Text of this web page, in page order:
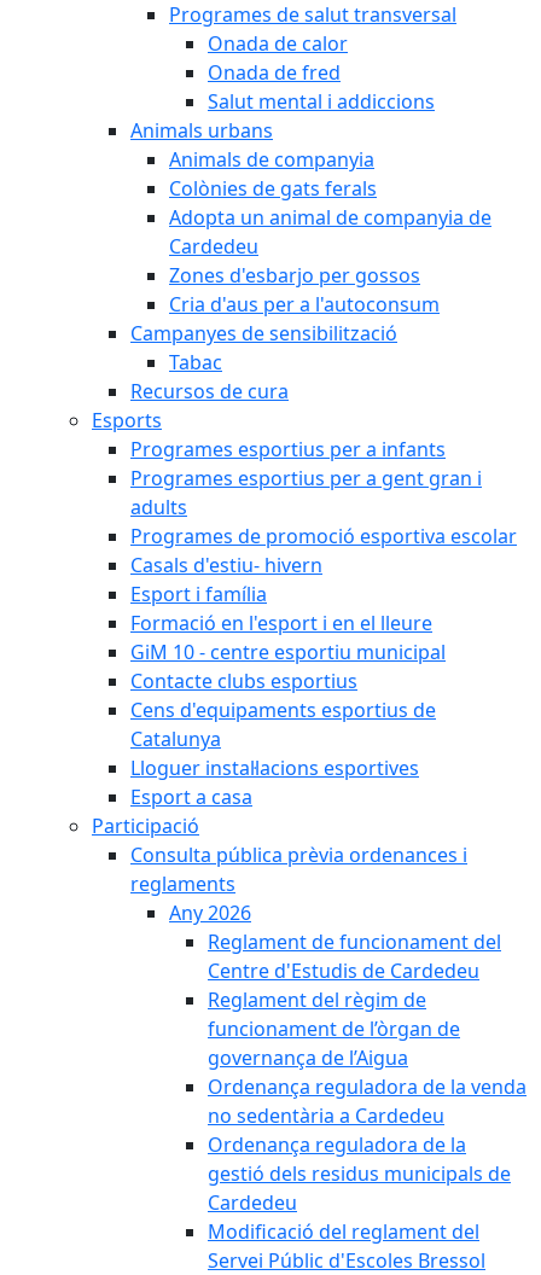
Programes de salut transversal
Onada de calor
Onada de fred
Salut mental i addiccions
Animals urbans
Animals de companyia
Colònies de gats ferals
Adopta un animal de companyia de
Cardedeu
Zones d'esbarjo per gossos
Cria d'aus per a l'autoconsum
Campanyes de sensibilització
Tabac
Recursos de cura
Esports
Programes esportius per a infants
Programes esportius per a gent gran i
adults
Programes de promoció esportiva escolar
Casals d'estiu- hivern
Esport i família
Formació en l'esport i en el lleure
GiM 10 - centre esportiu municipal
Contacte clubs esportius
Cens d'equipaments esportius de
Catalunya
Lloguer instal·lacions esportives
Esport a casa
Participació
Consulta pública prèvia ordenances i
reglaments
Any 2026
Reglament de funcionament del
Centre d'Estudis de Cardedeu
Reglament del règim de
funcionament de l’òrgan de
governança de l’Aigua
Ordenança reguladora de la venda
no sedentària a Cardedeu
Ordenança reguladora de la
gestió dels residus municipals de
Cardedeu
Modificació del reglament del
Servei Públic d'Escoles Bressol